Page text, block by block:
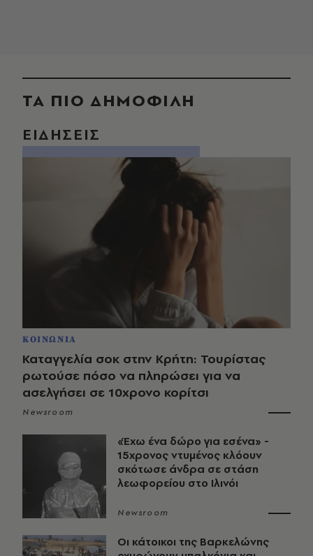
ΤΑ ΠΙΟ ΔΗΜΟΦΙΛΗ
ΕΙΔΗΣΕΙΣ
ΚΟΙΝΩΝΙΑ
Καταγγελία σοκ στην Κρήτη: Τουρίστας
ρωτούσε πόσο να πληρώσει για να
ασελγήσει σε 10χρονο κορίτσι
Newsroom
«Έχω ένα δώρο για εσένα» -
15χρονος ντυμένος κλόουν
σκότωσε άνδρα σε στάση
λεωφορείου στο Ιλινόι
Newsroom
Οι κάτοικοι της Βαρκελώνης